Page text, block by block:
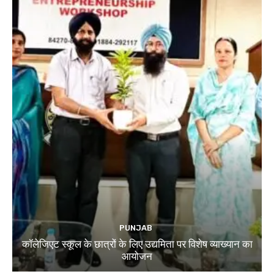
PUNJAB
कॉलेजिएट स्कूल के छात्रों के लिए उद्यमिता पर विशेष व्याख्यान का
आयोजन